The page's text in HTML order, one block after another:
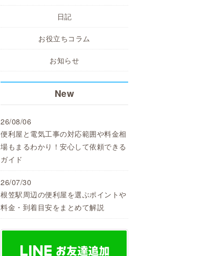
日記
お役立ちコラム
お知らせ
New
26/08/06
便利屋と電気工事の対応範囲や料金相
場もまるわかり！安心して依頼できる
ガイド
26/07/30
根笠駅周辺の便利屋を選ぶポイントや
料金・到着目安をまとめて解説